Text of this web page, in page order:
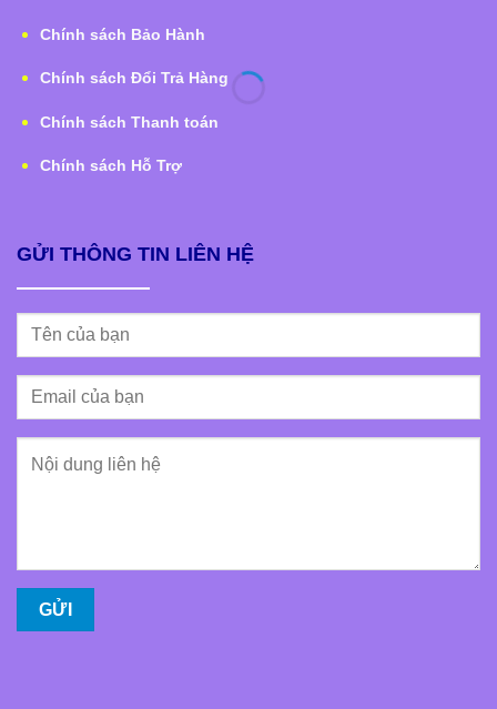
Chính sách Bảo Hành
Chính sách Đổi Trả Hàng
Chính sách Thanh toán
Chính sách Hỗ Trợ
GỬI THÔNG TIN LIÊN HỆ